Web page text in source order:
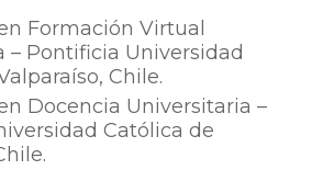
Formación Virtual
– Pontificia Universidad
Chile.
Docencia Universitaria –
Católica de